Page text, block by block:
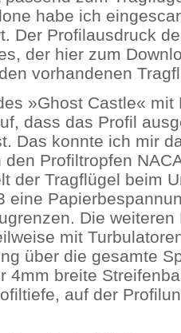
habe ich
Der Profilausdruck
der hier zum
vorhandenen
»Ghost Castle«
dass das Profil
Das konnte ich mir
Profiltropfen
der Tragflügel beim
eine
Die weiteren
mit
über die gesamte
4mm breite
auf der